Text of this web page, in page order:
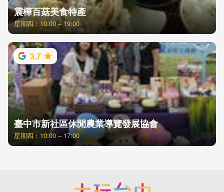
震樺百菇美食特產
星期四：10:00 – 19:00
3.7
臺中市新社區休閒農業導覽發展協會
星期四：10:00 – 17:00